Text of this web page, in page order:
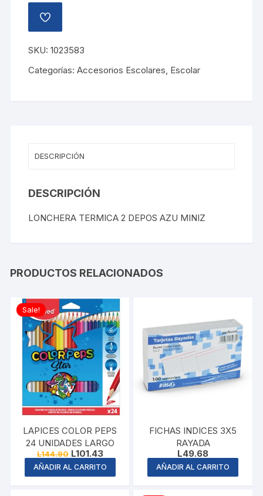
AÑADIR
A
LISTA
DE
DESEOS
SKU:1023583
Categorías:Accesorios Escolares, Escolar
DESCRIPCIÓN
DESCRIPCIÓN
LONCHERA TERMICA 2 DEPOS AZU MINIZ
PRODUCTOS RELACIONADOS
Sale!
LAPICES COLOR PEPS
24 UNIDADES LARGO
L144.90 Original
price
was:
L144.90.
L101.43Current
price
is:
L101.43.
AÑADIR AL CARRITO
FICHAS INDICES 3X5
RAYADA
L49.68
AÑADIR AL CARRITO